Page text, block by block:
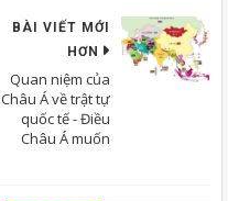
BÀI VIẾT MỚI
HƠN
Quan niệm của
Châu Á về trật tự
quốc tế - Điều
Châu Á muốn